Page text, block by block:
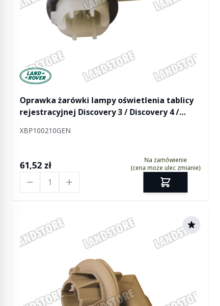
Manufactured by Land rover
Oprawka żarówki lampy oświetlenia tablicy
rejestracyjnej Discovery 3 / Discovery 4 /
XBP100210GEN
61,52 zł
Na zamówienie
(cena może ulec zmianie)